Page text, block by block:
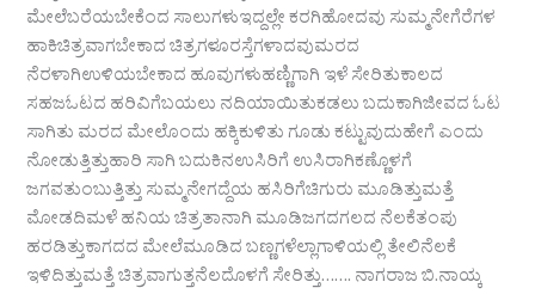
ಮೇಲೆಬರೆಯಬೇಕೆಂದ ಸಾಲುಗಳುಇದ್ದಲ್ಲೇ ಕರಗಿಹೋದವು ಸುಮ್ಮನೇಗೆರೆಗಳ
ಹಾಕಿಚಿತ್ರವಾಗಬೇಕಾದ ಚಿತ್ರಗಳೂರಸ್ತೆಗಳಾದವುಮರದ
ನೆರಳಾಗಿಉಳಿಯಬೇಕಾದ ಹೂವುಗಳುಹಣ್ಣಿಗಾಗಿ ಇಳೆ ಸೇರಿತುಕಾಲದ
ಸಹಜಓಟದ ಹರಿವಿಗೆಬಯಲು ನದಿಯಾಯಿತುಕಡಲು ಬದುಕಾಗಿಜೀವದ ಓಟ
ಸಾಗಿತು ಮರದ ಮೇಲೊಂದು ಹಕ್ಕಿಕುಳಿತು ಗೂಡು ಕಟ್ಟುವುದುಹೇಗೆ ಎಂದು
ನೋಡುತ್ತಿತ್ತುಹಾರಿ ಸಾಗಿ ಬದುಕಿನಉಸಿರಿಗೆ ಉಸಿರಾಗಿಕಣ್ಣೊಳಗೆ
ಜಗವತುಂಬುತ್ತಿತ್ತು ಸುಮ್ಮನೇಗದ್ದೆಯ ಹಸಿರಿಗೆಚಿಗುರು ಮೂಡಿತ್ತುಮತ್ತೆ
ಮೋಡದಿಮಳೆ ಹನಿಯ ಚಿತ್ರತಾನಾಗಿ ಮೂಡಿಜಗದಗಲದ ನೆಲಕೆತಂಪು
ಹರಡಿತ್ತುಕಾಗದದ ಮೇಲೆಮೂಡಿದ ಬಣ್ಣಗಳೆಲ್ಲಾಗಾಳಿಯಲ್ಲಿ ತೇಲಿನೆಲಕೆ
ಇಳಿದಿತ್ತುಮತ್ತೆ ಚಿತ್ರವಾಗುತ್ತನೆಲದೊಳಗೆ ಸೇರಿತ್ತು……. ನಾಗರಾಜ ಬಿ.ನಾಯ್ಕ